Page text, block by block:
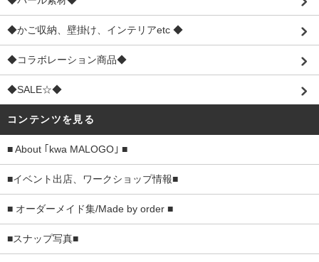
◆かご収納、壁掛け、インテリアetc ◆
◆コラボレーション商品◆
◆SALE☆◆
コンテンツを見る
■ About ｢kwa MALOGO｣ ■
■イベント出店、ワークショップ情報■
■ オーダーメイド集/Made by order ■
■スナップ写真■